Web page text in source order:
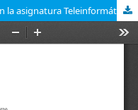
la asignatura Teleinformática